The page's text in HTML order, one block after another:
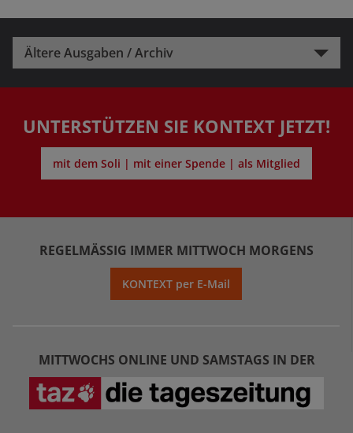
Ältere Ausgaben / Archiv
UNTERSTÜTZEN SIE KONTEXT JETZT!
mit dem Soli | mit einer Spende | als Mitglied
REGELMÄSSIG IMMER MITTWOCH MORGENS
KONTEXT per E-Mail
MITTWOCHS ONLINE UND SAMSTAGS IN DER